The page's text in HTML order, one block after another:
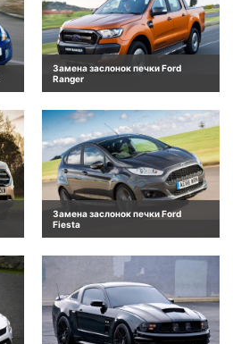
Замена заслонок печки Ford
Ranger
Замена заслонок печки Ford
Fiesta